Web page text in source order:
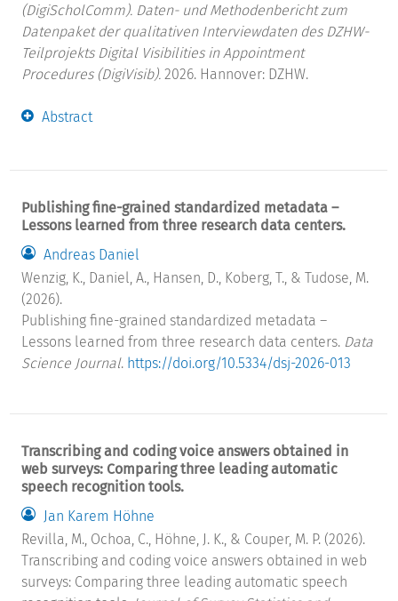
(DigiScholComm). Daten- und Methodenbericht zum
Datenpaket der qualitativen Interviewdaten des DZHW-
Teilprojekts Digital Visibilities in Appointment
Procedures (DigiVisib). 2026. Hannover: DZHW.
Abstract
Publishing fine-grained standardized metadata –
Lessons learned from three research data centers.
Andreas Daniel
Wenzig, K., Daniel, A., Hansen, D., Koberg, T., & Tudose, M.
(2026).
Publishing fine-grained standardized metadata –
Lessons learned from three research data centers. Data
Science Journal. https://doi.org/10.5334/dsj-2026-013
Transcribing and coding voice answers obtained in
web surveys: Comparing three leading automatic
speech recognition tools.
Jan Karem Höhne
Revilla, M., Ochoa, C., Höhne, J. K., & Couper, M. P. (2026).
Transcribing and coding voice answers obtained in web
surveys: Comparing three leading automatic speech